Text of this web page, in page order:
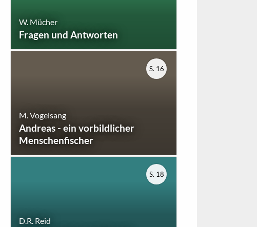
W. Mücher
Fragen und Antworten
M. Vogelsang
Andreas - ein vorbildlicher
Menschenfischer
S. 16
D.R. Reid
S. 18